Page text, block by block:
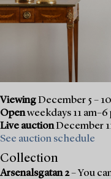
ViewingDecember 5 –
Openweekdays 11 am–6
Live auctionDecember
See auction schedule
Collection
Arsenalsgatan 2– You